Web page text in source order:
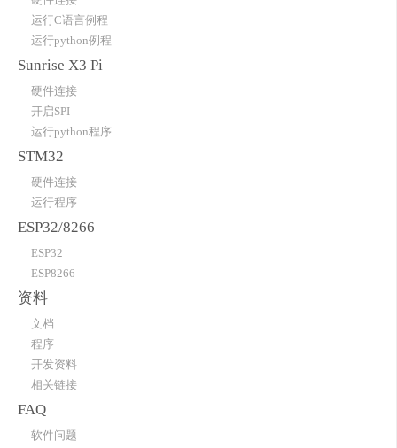
运行C语言例程
运行python例程
Sunrise X3 Pi
硬件连接
开启SPI
运行python程序
STM32
硬件连接
运行程序
ESP32/8266
ESP32
ESP8266
资料
文档
程序
开发资料
相关链接
FAQ
软件问题